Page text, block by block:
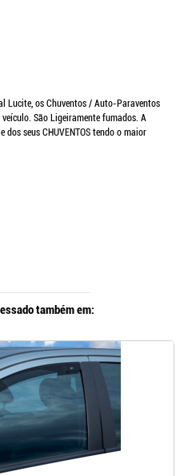
Lucite, os Chuventos / Auto-Paraventos
São Ligeiramente fumados. A
dos seus CHUVENTOS tendo o maior
também em: